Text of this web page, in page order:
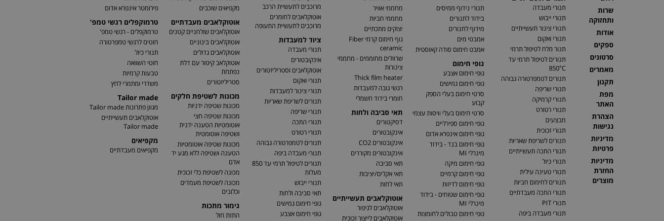
שרות
ותחזוקה
אודות
ספקים
סרטונים
מאמרים
תקנון
מפת
האתר
הצהרת
נגישות
מדיניות
פרטיות
מדיניות
החזרת
מוצרים
תנורי מעבדה
תנורי ייבוש
תנורי צינור תעשייתיים
תנורי ואקום
תנור מלח לטיפול תרמי
תנורים לטיפול תרמי עד
850°C
תנורים לטמפרטורה גבוהה
תנורי שריפה
תנורי קרמיקה
תנורי רטורט
מבצעים
תנורי זכוכית
תנורים לשריפת שאריות
תנורי התכה תעשייתיים
תנורי כיול
תנורי טעינה עילית
תנורים לחימום חביות
תנורי התכה מעבדתיים
תנורי PIT
תנורי מעבדה ביפה
תנורי נידוף ממיסים
בידוד לתנורים
מידוף לתנורים
אמבטי מים
אמבט חימום סודה קאוסטית
גופי חימום
גופי חימום אצבע
גופי חימום גמישים
סרטי חימום בעלי הספק
קבוע
סרטי חימום בעלי וויסות עצמי
גופי חימום ספירליים
גופי חימום אינפרא אדום
גופי חימום בנד - בידוד
מינרלי MI
גופי חימום מיקה
גופי חימום קרמיים
גופי חימום לדיזות
גופי חימום שטוחים - בידוד
מינרלי MI
גופי חימום טבולים לחומצות
מחממי אוויר
מחממי חביות
יצוקים מתכתיים
גוף חימום קרמי Fiber
ceramic
שרוולים מחוממים - מחממי
צינורות
Thick film heater
רגשי גובה למעבדות
חומרי בידוד חשמלי
תאי סביבה ולחות
דסיקטורים
אינקובטורים
אינקובטורים CO2
אינקובטורים מקוררים
תאי סביבה
תאי אקלים/יציבות
תאי לחות
אוטוקלאבים תעשייתיים
אוטוקלאבים לגיפור
אוטוקלאבים לייצור זכוכית
מרוכבים לתעשיית הרכב
אוטוקלאבים לחומרים
מרוכבים לתעשיית התעופה
ציוד למעבדות
תנורי מעבדה
אינקובטורים
אוטוקלאבים וסטריליזטורים
תנורי ואקום
תנורי צינור למעבדות
תנורים לשריפת שאריות
תנורי שריפה
תנורי התכה
תנורי רטורט
תנורים לטמפרטורה גבוהה
תנורי מעבדה ביפה
תנורים לטיפול תרמי עד 850
מעלות
תנורי ייבוש
תאי סביבה ולחות
גופי חימום גמישים
גופי חימום אצבע
מקפיאים שוכבים
אוטוקלאבים מעבדתיים
אוטוקלאבים שולחניים קטנים
אוטוקלאבים בינוניים
אוטוקלאבים גדולים
אוטוקלאב קיטור עם דלת
נפתחת
סטריליזטורים
מכונות לשטיפת חלקים
מכונות שטיפה ידניות
מכונות שטיפה חצי
אוטומטיות הטענה ידנית
ושטיפה אוטומטית
מכונות שטיפה אוטומטיות
הטענה ושטיפה ללא מגע יד
אדם
מכונה לשטיפת כלי זכוכית
מכונה לשטיפת מעמדים
וכלובים
גימור מתכות
התזת חול
פירומטר אינפרא אדום
טרמוקפלים רגשי טמפ'
טרמוקפלים - רגשי טמפ'
חוטים לרגשי טמפרטורה
תנורי כיול
חוטי השוואה
טבעות קרמיות
משדרי ומתמרי לחץ
Tailor made
מגוון פתרונות Tailor made
אוטוקלאבים תעשייתיים
Tailor made
מקפיאים
מקפיאים מעבדתיים